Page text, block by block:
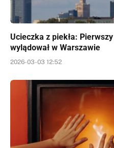
Ucieczka z piekła:
wylądował w Warszawie
2026-03-03 12:52